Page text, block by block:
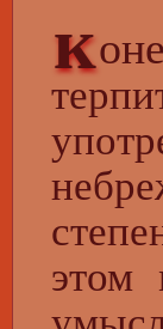
к
этом